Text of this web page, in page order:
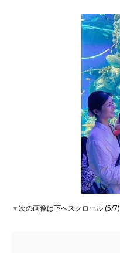
▼次の画像は下へスクロール (5/7)